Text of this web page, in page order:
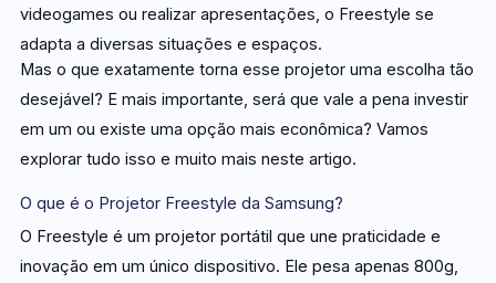
videogames ou realizar apresentações, o Freestyle se
adapta a diversas situações e espaços.
Mas o que exatamente torna esse projetor uma escolha tão
desejável? E mais importante, será que vale a pena investir
em um ou existe uma opção mais econômica? Vamos
explorar tudo isso e muito mais neste artigo.
O que é o Projetor Freestyle da Samsung?
O Freestyle é um projetor portátil que une praticidade e
inovação em um único dispositivo. Ele pesa apenas 800g,